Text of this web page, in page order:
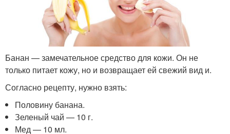
Банан — замечательное средство для кожи. Он не
только питает кожу, но и возвращает ей свежий вид и.
Согласно рецепту, нужно взять:
Половину банана.
Зеленый чай — 10 г.
Мед — 10 мл.